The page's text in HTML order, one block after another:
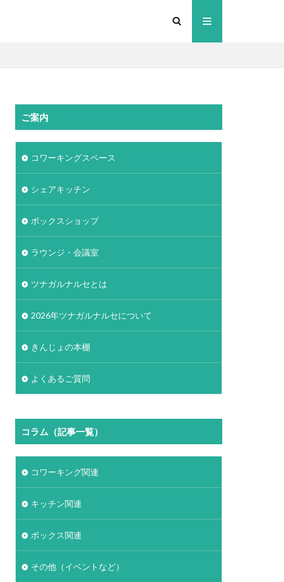
ご案内
コワーキングスペース
シェアキッチン
ボックスショップ
ラウンジ・会議室
ツナガルナルセとは
2026年ツナガルナルセについて
きんじょの本棚
よくあるご質問
コラム（記事一覧）
コワーキング関連
キッチン関連
ボックス関連
その他（イベントなど）